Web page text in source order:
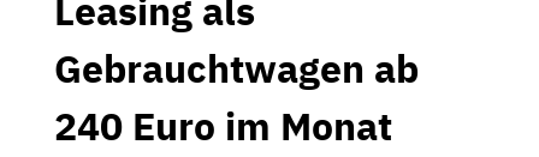
Leasing als
Gebrauchtwagen ab
240 Euro im Monat